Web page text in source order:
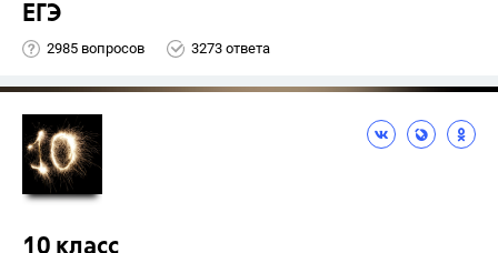
ЕГЭ
2985 вопросов 3273 ответа
10 класс